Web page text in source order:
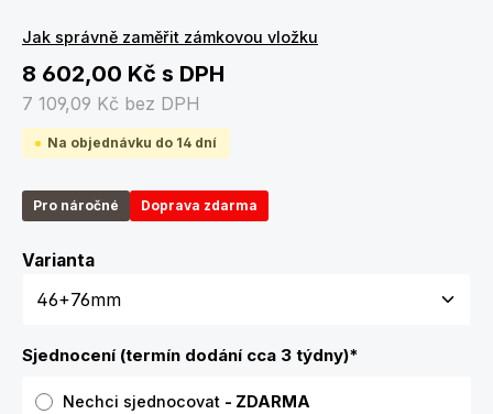
Jak správně zaměřit zámkovou vložku
8 602,00 Kč s DPH
7 109,09 Kč bez DPH
Na objednávku do 14 dní
Pro náročné Doprava zdarma
VariantaZvolte variantu
Sjednocení (termín dodání cca 3 týdny)*
Nechci sjednocovat - ZDARMA